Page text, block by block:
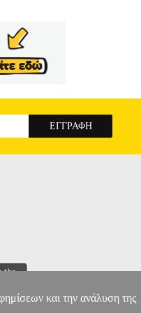
και την ανάλυση της